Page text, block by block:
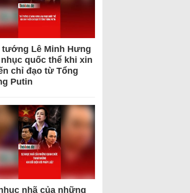
tướng Lê Minh Hưng
quốc thể khi xin
chỉ đạo từ Tổng
Putin
nhã của những